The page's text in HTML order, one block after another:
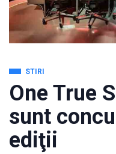
STIRI
One True
sunt
ediţii